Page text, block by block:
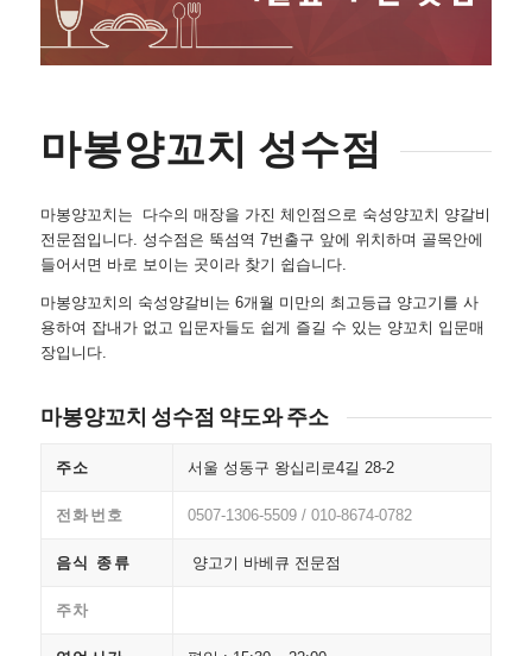
마봉양꼬치 성수점
마봉양꼬치는 다수의 매장을 가진 체인점으로 숙성양꼬치 양갈비
전문점입니다. 성수점은 뚝섬역 7번출구 앞에 위치하며 골목안에
들어서면 바로 보이는 곳이라 찾기 쉽습니다.
마봉양꼬치의 숙성양갈비는 6개월 미만의 최고등급 양고기를 사
용하여 잡내가 없고 입문자들도 쉽게 즐길 수 있는 양꼬치 입문매
장입니다.
마봉양꼬치 성수점 약도와 주소
주소 서울 성동구 왕십리로4길 28-2
전화번호 0507-1306-5509 / 010-8674-0782
음식 종류 양고기 바베큐 전문점
주차